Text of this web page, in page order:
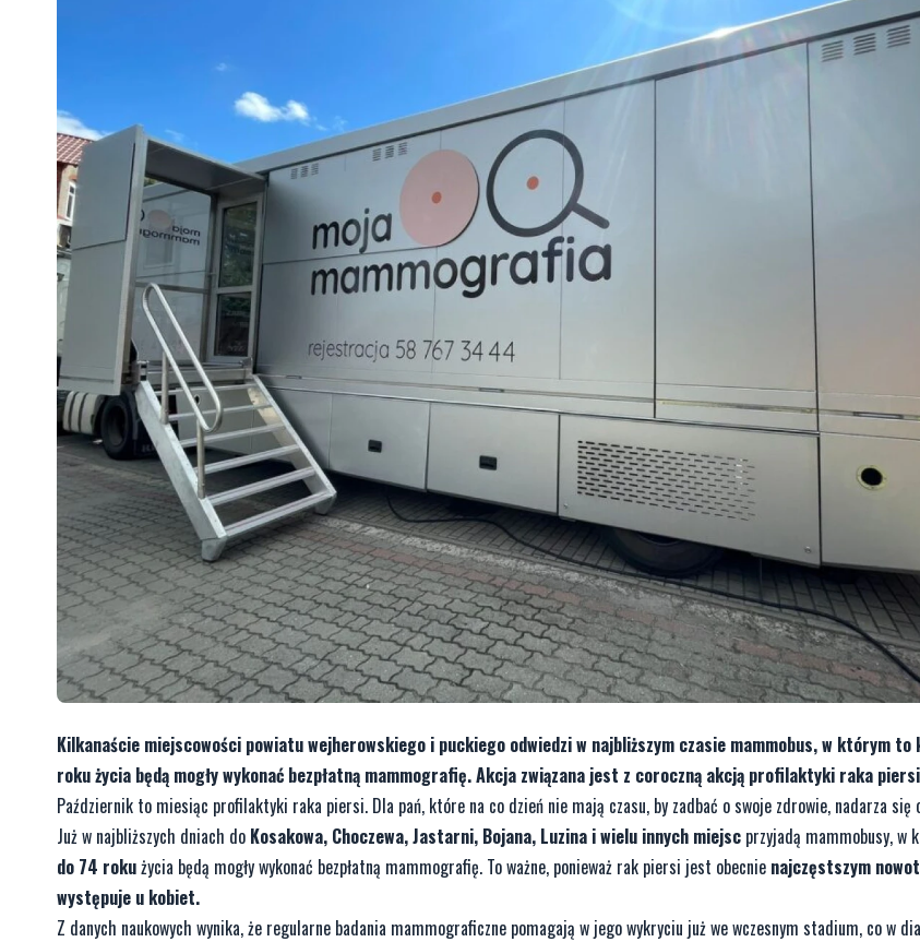
Kilkanaście miejscowości powiatu wejherowskiego i puckiego odwiedzi w najbliższym czasie mammobus, w którym
roku życia będą mogły wykonać bezpłatną mammografię. Akcja związana jest z coroczną akcją profilaktyki raka
Październik to miesiąc profilaktyki raka piersi. Dla pań, które na co dzień nie mają czasu, by zadbać o swoje zdrowie, nadarza się
Już w najbliższych dniach do Kosakowa, Choczewa, Jastarni, Bojana, Luzina i wielu innych miejsc przyjadą mammobusy, w
do 74 rokużycia będą mogły wykonać bezpłatną mammografię. To ważne, ponieważ rak piersi jest obecnie najczęstszym
występuje u kobiet.
Z danych naukowych wynika, że regularne badania mammograficzne pomagają w jego wykryciu już we wczesnym stadium, co w